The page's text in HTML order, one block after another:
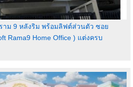
ม 9 หลังริม พร้อมลิฟต์ส่วนตัว ซอย
Rama9 Home Office ) แต่งครบ